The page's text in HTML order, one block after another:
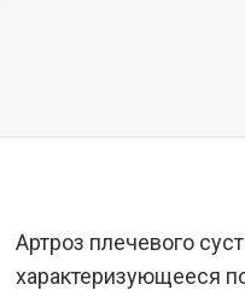
Артроз плечевого
характеризующееся